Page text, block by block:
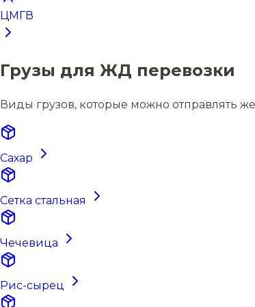
ЦМГВ
Грузы для ЖД перевозки
Виды грузов, которые можно отправлять
Сахар
Сетка стальная
Чечевица
Рис-сырец